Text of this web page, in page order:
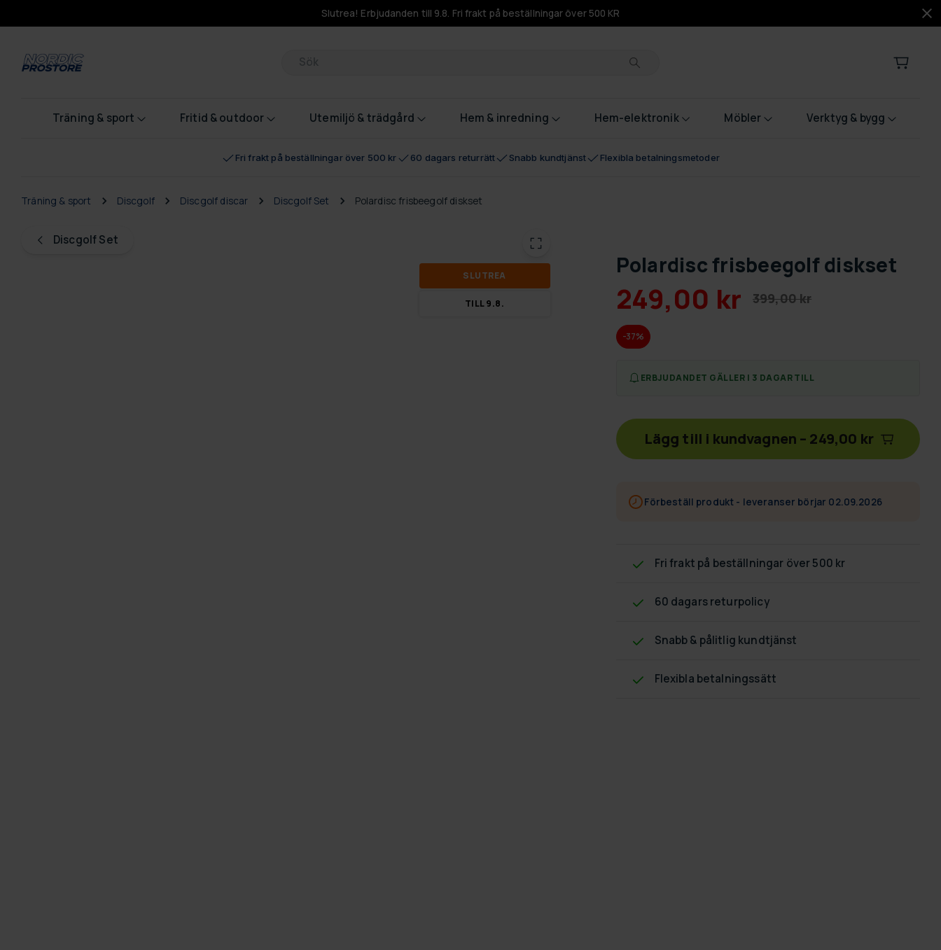
Slutrea! Erbjudanden till 9.8. Fri frakt på beställningar över 500 KR
Produkter
Träning & sport Fritid & outdoor Utemiljö & trädgård Hem & inredning Hem-elektronik Möbler Verktyg & bygg
Fri frakt på beställningar över 500 kr 60 dagars returrätt Snabb kundtjänst Flexibla betalningsmetoder
Discgolf Set
Träning & sport Discgolf Discgolf discar Discgolf Set Polardisc frisbeegolf diskset
SLUT­REA
TILL 9.8.
Polardisc frisbeegolf diskset
249,00 kr 399,00 kr
-37%
ERBJUDANDET GÄLLER I 3 DAGAR TILL
Lägg till i kundvagnen – 249,00 kr
Förbeställ produkt - leveranser börjar 02.09.2026
Fri frakt på beställningar över 500 kr
60 dagars returpolicy
Snabb & pålitlig kundtjänst
Flexibla betalningssätt